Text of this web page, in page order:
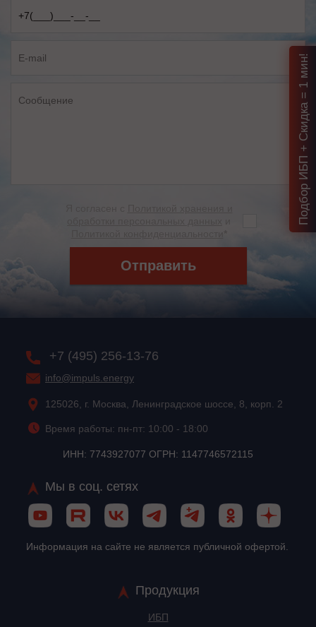
Отправить
+7 (495) 256-13-76
info@impuls.energy
125026, г. Москва, Ленинградское шоссе, 8, корп. 2
Время работы: пн-пт: 10:00 - 18:00
ИНН: 7743927077 ОГРН: 1147746572115
Мы в соц. сетях
Информация на сайте не является публичной офертой.
Продукция
ИБП
Подбор ИБП + Скидка = 1 мин!